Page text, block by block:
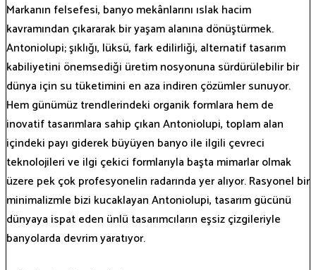
Markanın felsefesi, banyo mekânlarını ıslak hacim
kavramından çıkararak bir yaşam alanına dönüştürmek.
Antoniolupi; şıklığı, lüksü, fark edilirliği, alternatif tasarım
kabiliyetini önemsediği üretim nosyonuna sürdürülebilir bir
dünya için su tüketimini en aza indiren çözümler sunuyor.
Hem günümüz trendlerindeki organik formlara hem de
inovatif tasarımlara sahip çıkan Antoniolupi, toplam alan
içindeki payı giderek büyüyen banyo ile ilgili çevreci
teknolojileri ve ilgi çekici formlarıyla başta mimarlar olmak
üzere pek çok profesyonelin radarında yer alıyor. Rasyonel bir
minimalizmle bizi kucaklayan Antoniolupi, tasarım gücünü
dünyaya ispat eden ünlü tasarımcıların eşsiz çizgileriyle
banyolarda devrim yaratıyor.